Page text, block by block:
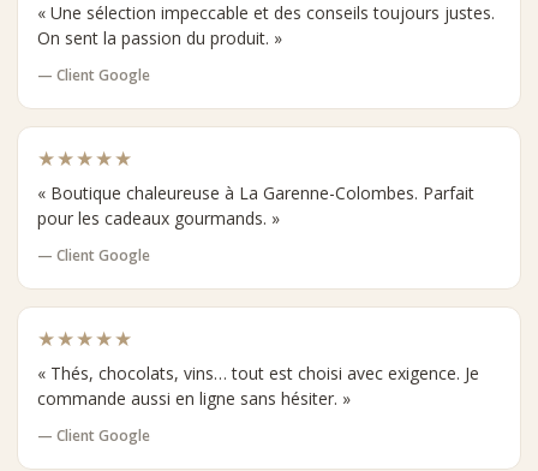
« Une sélection impeccable et des conseils toujours justes.
On sent la passion du produit. »
— Client Google
★★★★★
« Boutique chaleureuse à La Garenne-Colombes. Parfait
pour les cadeaux gourmands. »
— Client Google
★★★★★
« Thés, chocolats, vins… tout est choisi avec exigence. Je
commande aussi en ligne sans hésiter. »
— Client Google